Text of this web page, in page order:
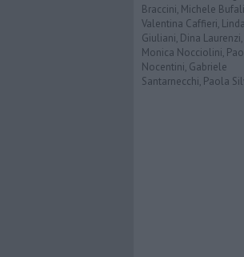
Braccini, Michele
Valentina Caffieri, Linda
Giuliani, Dina Laurenzi,
Monica Nocciolini,
Nocentini, Gabriele
Santarnecchi, Paola